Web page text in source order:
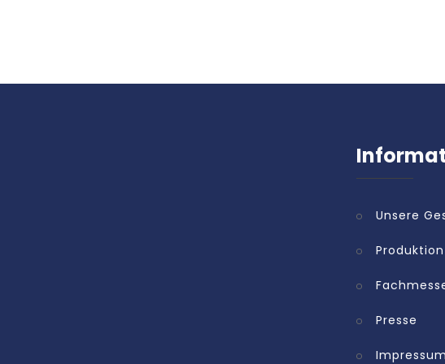
Unsere
Produktion
Presse
Impressum